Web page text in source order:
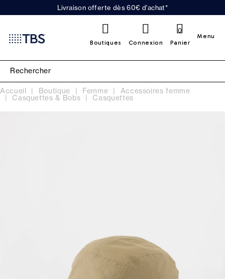
Livraison offerte dès 60€ d'achat*
Boutiques Connexion Panier
0
Menu
Accueil Boutique Femme Accessoires femme
Casquettes & Bobs Casquettes